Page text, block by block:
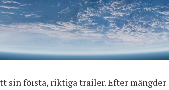
sin första, riktiga trailer. Efter mängder